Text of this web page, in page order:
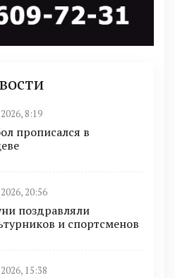
8:19
прописался в
20:56
поздравляли
и спортсменов
15:38